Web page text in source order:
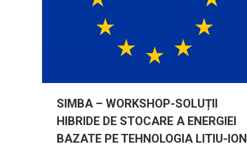
SIMBA – WORKSHOP-SOLUȚII
HIBRIDE DE STOCARE A ENERGIEI
BAZATE PE TEHNOLOGIA LITIU-ION